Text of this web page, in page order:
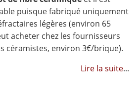
puisque fabriqué uniquement
légères (environ 65
acheter chez les fournisseurs
céramistes, environ 3€/brique).
Lire la suite...